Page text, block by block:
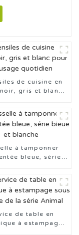
de cuisine en
gris et blanc
à tamponner
bleue, série
de table en
à estampage